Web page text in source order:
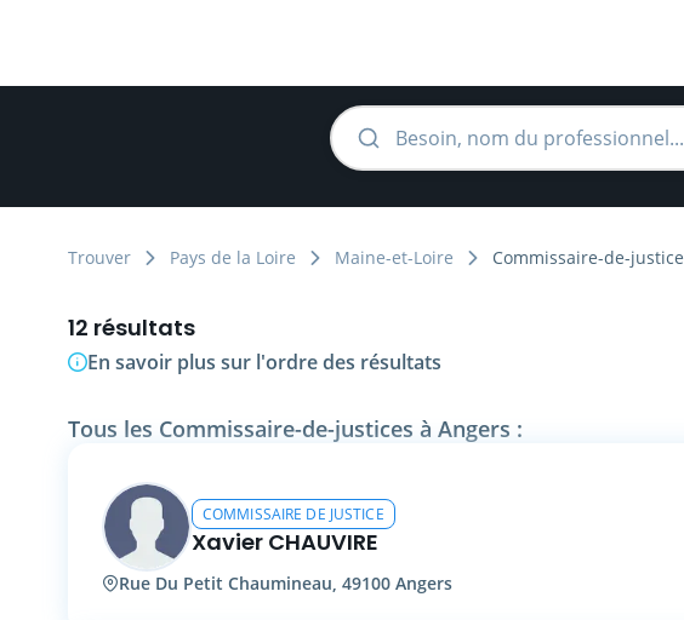
Trouver Pays de la Loire Maine-et-Loire Commissaire-de-justice
12 résultats
En savoir plus sur l'ordre des résultats
Tous les Commissaire-de-justices à Angers :
COMMISSAIRE DE JUSTICE
Xavier CHAUVIRE
Rue Du Petit Chaumineau, 49100 Angers